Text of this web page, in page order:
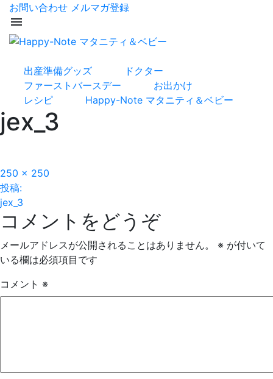
お問い合わせ メルマガ登録
menu
出産準備グッズ
ドクター
ファーストバースデー
お出かけ
レシピ
Happy-Note マタニティ＆ベビー
jex_3
フ
ル
サ
イ
ズ
250 × 250
投
稿
ナ
ビ
ゲ
投稿:
jex_3
コメントをどうぞ
メールアドレスが公開されることはありません。 ※ が付いて
いる欄は必須項目です
コメント ※